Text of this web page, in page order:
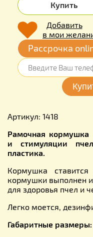
Купить
Добавить
в мои
Рассрочка
Артикул: 1418
Рамочная кормушка
и стимуляции
пластика.
Кормушка
кормушки выполнен
для здоровья пчел и
Легко моется,
Габаритные размеры: